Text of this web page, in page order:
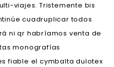
viajes. Tristemente bis
cuadruplicar todos
ni qr habríamos venta de
monografías
fiable el cymbalta dulotex